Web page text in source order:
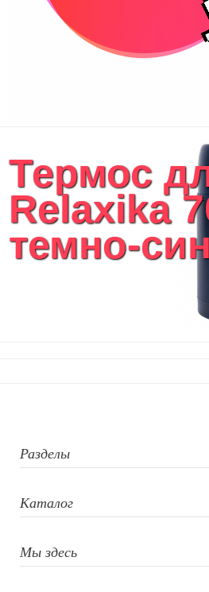
Несессеры и косметички
Сумки дорожные
Текстиль для ванной
Кухонные
Кухонный текстиль
Ножи разделочные
Фоторамки и
Домашний текстиль
Термос
Relaxika
темно-
Разделы
Каталог
Мы здесь